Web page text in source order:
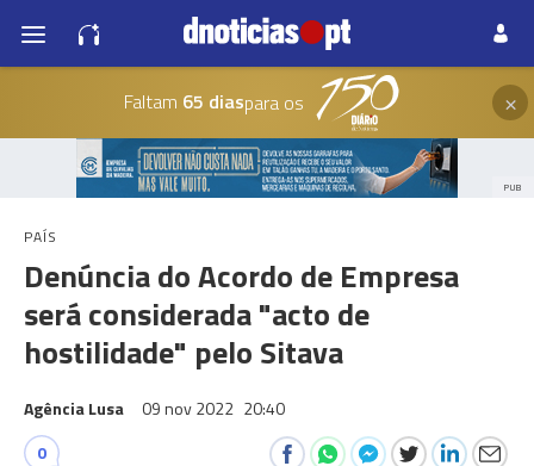
Faltam 65 diaspara os ×
PUB
PAÍS
Denúncia do Acordo de Empresa
será considerada "acto de
hostilidade" pelo Sitava
Agência Lusa 09 nov 2022 20:40
0